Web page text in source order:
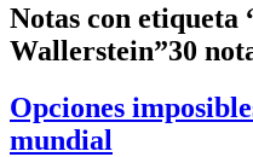
Notas con etiqueta
Wallerstein”30
Opciones
mundial